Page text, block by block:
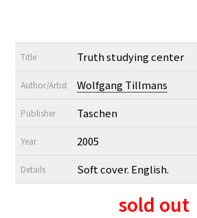
Title Truth studying center
Author/Artist Wolfgang Tillmans
Publisher Taschen
Year 2005
Details Soft cover. English.
sold out